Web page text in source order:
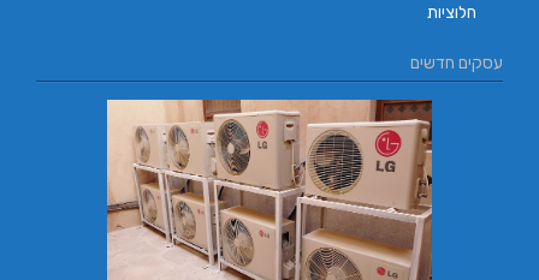
חלוציות
עסקים חדשים